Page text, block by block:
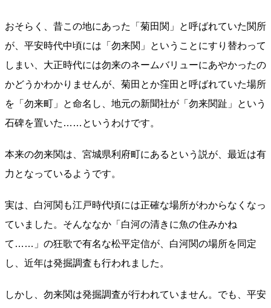
おそらく、昔この地にあった「菊田関」と呼ばれていた関所
が、平安時代中頃には「勿来関」ということにすり替わって
しまい、大正時代には勿来のネームバリューにあやかったの
かどうかわかりませんが、菊田とか窪田と呼ばれていた場所
を「勿来町」と命名し、地元の新聞社が「勿来関趾」という
石碑を置いた……というわけです。
本来の勿来関は、宮城県利府町にあるという説が、最近は有
力となっているようです。
実は、白河関も江戸時代頃には正確な場所がわからなくなっ
ていました。そんななか「白河の清きに魚の住みかね
て……」の狂歌で有名な松平定信が、白河関の場所を同定
し、近年は発掘調査も行われました。
しかし、勿来関は発掘調査が行われていません。でも、平安